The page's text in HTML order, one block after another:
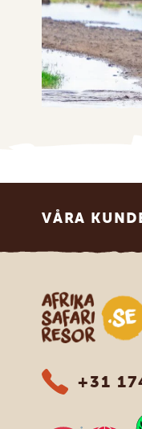
VÅRA
Safari-resor i
+31